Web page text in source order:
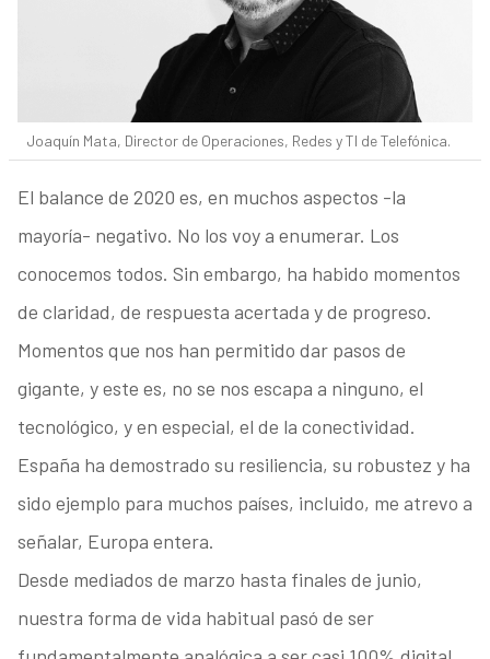
Joaquín Mata, Director de Operaciones, Redes y TI de Telefónica.
El balance de 2020 es, en muchos aspectos -la
mayoría- negativo. No los voy a enumerar. Los
conocemos todos. Sin embargo, ha habido momentos
de claridad, de respuesta acertada y de progreso.
Momentos que nos han permitido dar pasos de
gigante, y este es, no se nos escapa a ninguno, el
tecnológico, y en especial, el de la conectividad.
España ha demostrado su resiliencia, su robustez y ha
sido ejemplo para muchos países, incluido, me atrevo a
señalar, Europa entera.
Desde mediados de marzo hasta finales de junio,
nuestra forma de vida habitual pasó de ser